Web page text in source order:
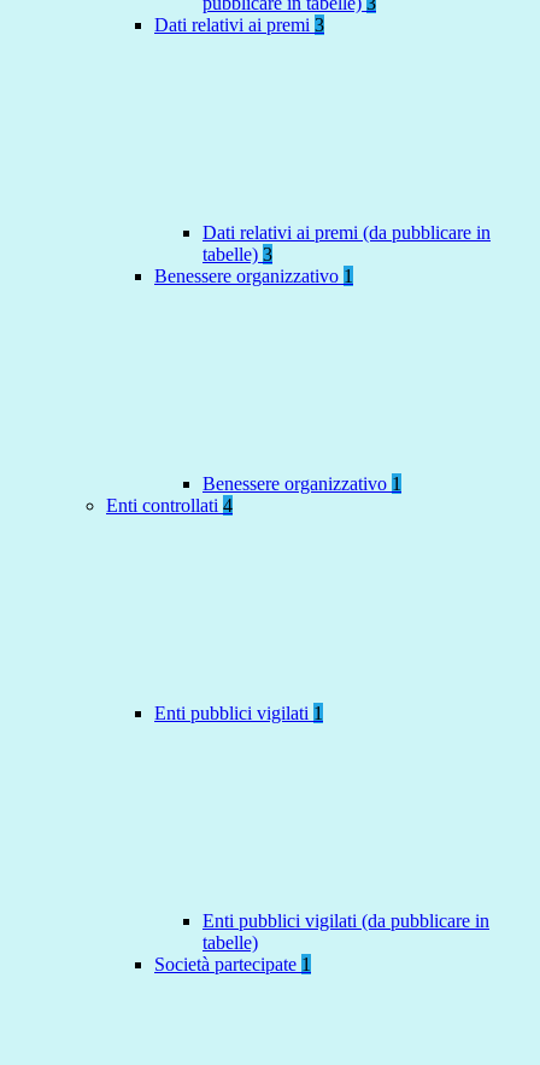
Dati relativi ai premi 3
Dati relativi ai premi (da pubblicare in
tabelle) 3
Benessere organizzativo 1
Benessere organizzativo 1
Enti controllati 4
Enti pubblici vigilati 1
Enti pubblici vigilati (da pubblicare in
tabelle)
Società partecipate 1